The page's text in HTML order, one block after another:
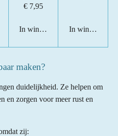
€ 7,95
In winkelwagenIn
maken?
duidelijkheid. Ze helpen om
en zorgen voor meer rust en
zij: